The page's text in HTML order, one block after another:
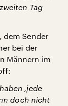
Tag
dem Sender
bei der
Männern im
‚jede
doch nicht